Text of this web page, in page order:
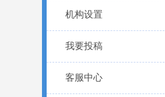
机构设置
我要投稿
客服中心